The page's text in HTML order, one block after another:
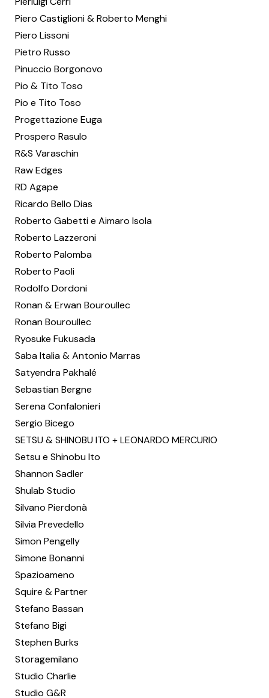
Piero Castiglioni & Roberto Menghi
Piero Lissoni
Pietro Russo
Pinuccio Borgonovo
Pio & Tito Toso
Pio e Tito Toso
Progettazione Euga
Prospero Rasulo
R&S Varaschin
Raw Edges
RD Agape
Ricardo Bello Dias
Roberto Gabetti e Aimaro Isola
Roberto Lazzeroni
Roberto Palomba
Roberto Paoli
Rodolfo Dordoni
Ronan & Erwan Bouroullec
Ronan Bouroullec
Ryosuke Fukusada
Saba Italia & Antonio Marras
Satyendra Pakhalé
Sebastian Bergne
Serena Confalonieri
Sergio Bicego
SETSU & SHINOBU ITO + LEONARDO MERCURIO
Setsu e Shinobu Ito
Shannon Sadler
Shulab Studio
Silvano Pierdonà
Silvia Prevedello
Simon Pengelly
Simone Bonanni
Spazioameno
Squire & Partner
Stefano Bassan
Stefano Bigi
Stephen Burks
Storagemilano
Studio Charlie
Studio G&R